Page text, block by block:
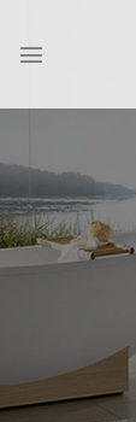
content